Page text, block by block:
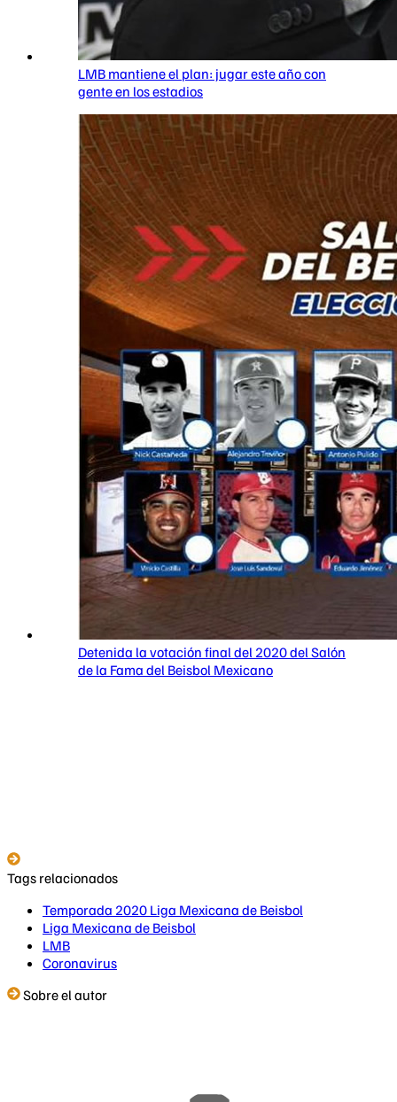
LMB mantiene el plan: jugar este año con
gente en los estadios
Detenida la votación final del 2020 del Salón
de la Fama del Beisbol Mexicano
Tags relacionados
Temporada 2020 Liga Mexicana de Beisbol
Liga Mexicana de Beisbol
LMB
Coronavirus
Sobre el autor